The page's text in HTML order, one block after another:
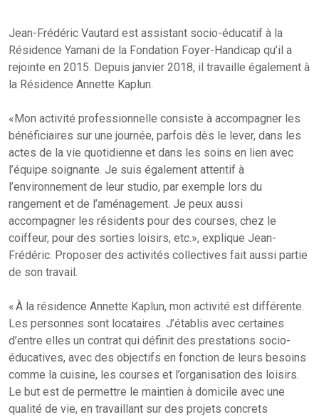
Jean-Frédéric Vautard est assistant socio-éducatif à la
Résidence Yamani de la Fondation Foyer-Handicap qu’il a
rejointe en 2015. Depuis janvier 2018, il travaille également à
la Résidence Annette Kaplun.
«Mon activité professionnelle consiste à accompagner les
bénéficiaires sur une journée, parfois dès le lever, dans les
actes de la vie quotidienne et dans les soins en lien avec
l’équipe soignante. Je suis également attentif à
l’environnement de leur studio, par exemple lors du
rangement et de l’aménagement. Je peux aussi
accompagner les résidents pour des courses, chez le
coiffeur, pour des sorties loisirs, etc.», explique Jean-
Frédéric. Proposer des activités collectives fait aussi partie
de son travail.
« À la résidence Annette Kaplun, mon activité est différente.
Les personnes sont locataires. J’établis avec certaines
d’entre elles un contrat qui définit des prestations socio-
éducatives, avec des objectifs en fonction de leurs besoins
comme la cuisine, les courses et l’organisation des loisirs.
Le but est de permettre le maintien à domicile avec une
qualité de vie, en travaillant sur des projets concrets